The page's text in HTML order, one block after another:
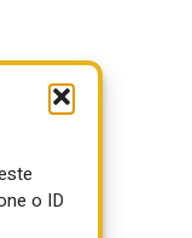
o ID